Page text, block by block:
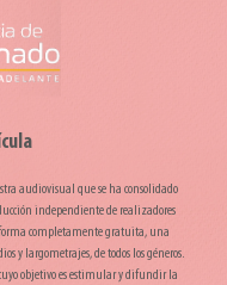
audiovisual que se ha consolidado
independiente de realizadores
completamente gratuita, una
y largometrajes, de todos los géneros.
objetivo es estimular y difundir la